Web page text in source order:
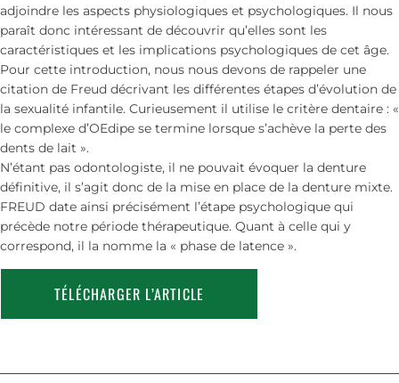
adjoindre les aspects physiologiques et psychologiques. Il nous
paraît donc intéressant de découvrir qu’elles sont les
caractéristiques et les implications psychologiques de cet âge.
Pour cette introduction, nous nous devons de rappeler une
citation de Freud décrivant les différentes étapes d’évolution de
la sexualité infantile. Curieusement il utilise le critère dentaire : «
le complexe d’OEdipe se termine lorsque s’achève la perte des
dents de lait ».
N’étant pas odontologiste, il ne pouvait évoquer la denture
définitive, il s’agit donc de la mise en place de la denture mixte.
FREUD date ainsi précisément l’étape psychologique qui
précède notre période thérapeutique. Quant à celle qui y
correspond, il la nomme la « phase de latence ».
TÉLÉCHARGER L’ARTICLE